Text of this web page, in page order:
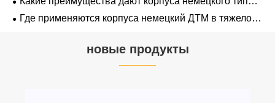
ДТМ в промышленности?
Где применяются корпуса немецкий ДТМ в тяжелой
новые продукты